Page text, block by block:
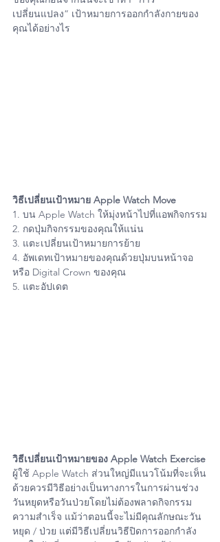
เปลี่ยนแปลง” เป้าหมายการออกกำลังกายของ
คุณได้อย่างไร
วิธีเปลี่ยนเป้าหมาย Apple Watch Move
1. บน Apple Watch ให้มุ่งหน้าไปที่แอพกิจกรรม
2. กดปุ่มกิจกรรมของคุณให้แน่น
3. แตะเปลี่ยนเป้าหมายการย้าย
4. อัพเดทเป้าหมายของคุณด้วยปุ่มบนหน้าจอ
หรือ Digital Crown ของคุณ
5. แตะอัปเดต
วิธีเปลี่ยนเป้าหมายของ Apple Watch Exercise
ผู้ใช้ Apple Watch ส่วนใหญ่มีแนวโน้มที่จะเห็น
ด้วยควรมีวิธีอย่างเป็นทางการในการผ่านช่วง
วันหยุดหรือวันป่วยโดยไม่ต้องพลาดกิจกรรม
ความสำเร็จ แม้ว่าตอนนี้จะไม่มีคุณลักษณะวัน
หยุด / ป่วย แต่มีวิธีเปลี่ยนวิธีปิดการออกกำลัง